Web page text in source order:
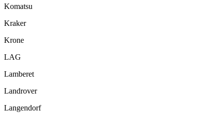
Komatsu
Kraker
Krone
LAG
Lamberet
Landrover
Langendorf